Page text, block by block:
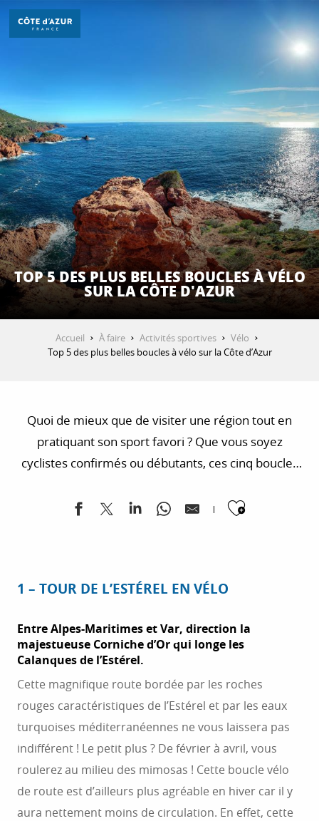
Aller
contenu
À FAIRE
SÉJOURNER
TOP 5 DES PLUS BELLES BOUCLES À VÉLO
SUR LA CÔTE D'AZUR
Accueil À faire Activités sportives
Vélo
Top 5 des plus belles boucles à vélo sur la Côte d’Azur
Quoi de mieux que de visiter une région tout en
pratiquant son sport favori ? Que vous soyez
cyclistes confirmés ou débutants, ces cinq boucles
villages et paysages de la Côte d’Azur. Calanques de
1 – TOUR DE L’ESTÉREL EN VÉLO
Entre Alpes-Maritimes et Var, direction la
majestueuse Corniche d’Or qui longe les
Calanques de l’Estérel.
Cette magnifique route bordée par les roches
rouges caractéristiques de l’Estérel et par les eaux
turquoises méditerranéennes ne vous laissera pas
indifférent ! Le petit plus ? De février à avril, vous
roulerez au milieu des mimosas ! Cette boucle vélo
de route est d’ailleurs plus agréable en hiver car il y
aura nettement moins de circulation. En effet, cette